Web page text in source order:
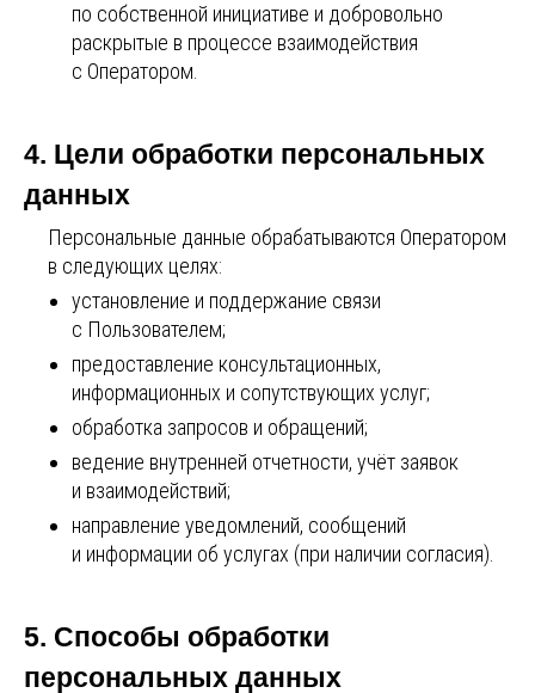
по собственной инициативе и добровольно
раскрытые в процессе взаимодействия
с Оператором.
4. Цели обработки персональных
данных
Персональные данные обрабатываются Оператором
в следующих целях:
установление и поддержание связи
с Пользователем;
предоставление консультационных,
информационных и сопутствующих услуг;
обработка запросов и обращений;
ведение внутренней отчетности, учёт заявок
и взаимодействий;
направление уведомлений, сообщений
и информации об услугах (при наличии согласия).
5. Способы обработки
персональных данных